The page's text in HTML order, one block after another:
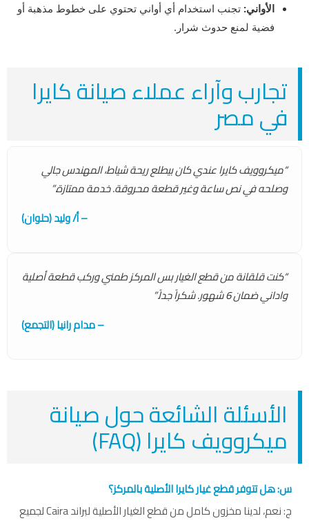
الأواني: تجنب استخدام أي أواني تحتوي على خطوط مذهبة أو
فضية لمنع حدوث شرار.
تجارب وآراء عملاء صيانة كايرا
في مصر
“ميكروويف كايرا عندي كان بيطلع ريحة شياط، المهندس جالي
وصلحه في نص ساعة وغير قطعة محروقة. خدمة ممتازة.”
– أ/ وليد (حلوان)
“كنت قلقانة من قطع الغيار بس المركز طمني وركب قطعة أصلية
واداني ضمان 6 شهور. شكراً جداً.”
– مدام رانيا (التجمع)
الأسئلة الشائعة حول صيانة
ميكروويف كايرا (FAQ)
س: هل تتوفر قطع غيار كايرا الأصلية بالمركز؟
ج: نعم، لدينا مخزون كامل من قطع الغيار الأصلية لبراند Caira لجميع